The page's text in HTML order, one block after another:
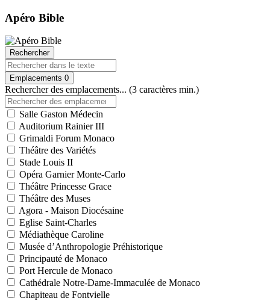
Apéro Bible
Rechercher
Emplacements 0
Rechercher des emplacements... (3 caractères min.)
Salle Gaston Médecin
Auditorium Rainier III
Grimaldi Forum Monaco
Théâtre des Variétés
Stade Louis II
Opéra Garnier Monte-Carlo
Théâtre Princesse Grace
Théâtre des Muses
Agora - Maison Diocésaine
Eglise Saint-Charles
Médiathèque Caroline
Musée d’Anthropologie Préhistorique
Principauté de Monaco
Port Hercule de Monaco
Cathédrale Notre-Dame-Immaculée de Monaco
Chapiteau de Fontvielle